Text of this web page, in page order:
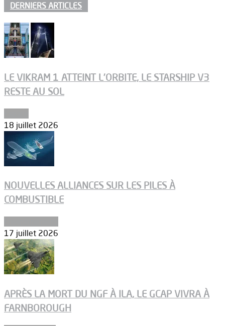
DERNIERS ARTICLES
LE VIKRAM 1 ATTEINT L’ORBITE, LE STARSHIP V3
RESTE AU SOL
18 juillet 2026
NOUVELLES ALLIANCES SUR LES PILES À
COMBUSTIBLE
17 juillet 2026
APRÈS LA MORT DU NGF À ILA, LE GCAP VIVRA À
FARNBOROUGH